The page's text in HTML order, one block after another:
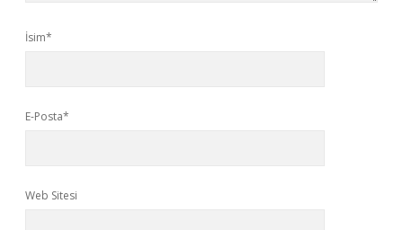
İsim*
E-Posta*
Web Sitesi